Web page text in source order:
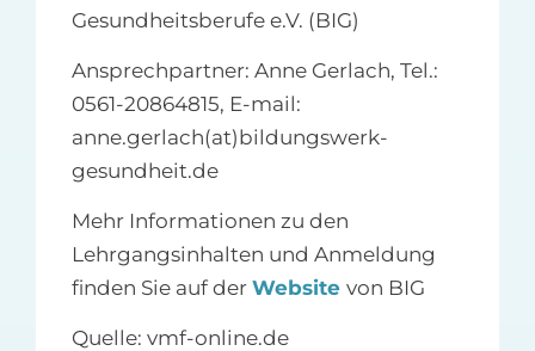
Gesundheitsberufe e.V. (BIG)
Ansprechpartner: Anne Gerlach, Tel.:
0561-20864815, E-mail:
anne.gerlach(at)bildungswerk-
gesundheit.de
Mehr Informationen zu den
Lehrgangsinhalten und Anmeldung
finden Sie auf der Website von BIG
Quelle: vmf-online.de